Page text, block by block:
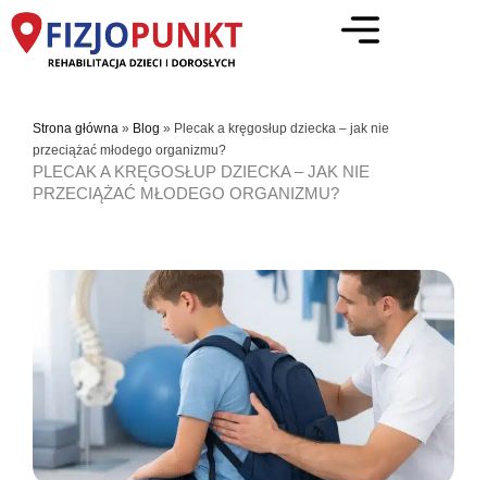
Przejdź
do
Strona główna » Blog » Plecak a kręgosłup dziecka – jak nie
przeciążać młodego organizmu?
PLECAK A KRĘGOSŁUP DZIECKA – JAK NIE
PRZECIĄŻAĆ MŁODEGO ORGANIZMU?